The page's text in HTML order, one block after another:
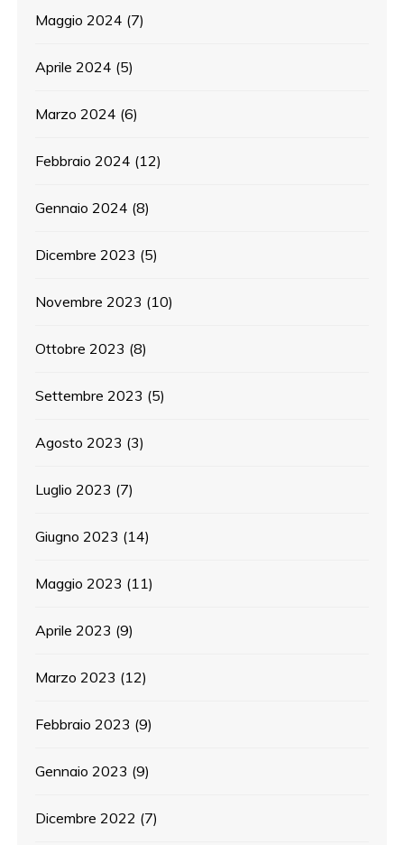
Maggio 2024 (7)
Aprile 2024 (5)
Marzo 2024 (6)
Febbraio 2024 (12)
Gennaio 2024 (8)
Dicembre 2023 (5)
Novembre 2023 (10)
Ottobre 2023 (8)
Settembre 2023 (5)
Agosto 2023 (3)
Luglio 2023 (7)
Giugno 2023 (14)
Maggio 2023 (11)
Aprile 2023 (9)
Marzo 2023 (12)
Febbraio 2023 (9)
Gennaio 2023 (9)
Dicembre 2022 (7)